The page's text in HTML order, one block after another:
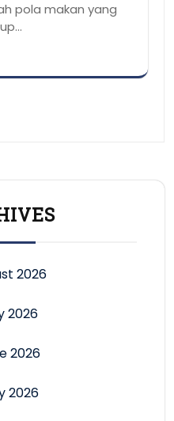
pola makan yang
2026
2026
2026
2026